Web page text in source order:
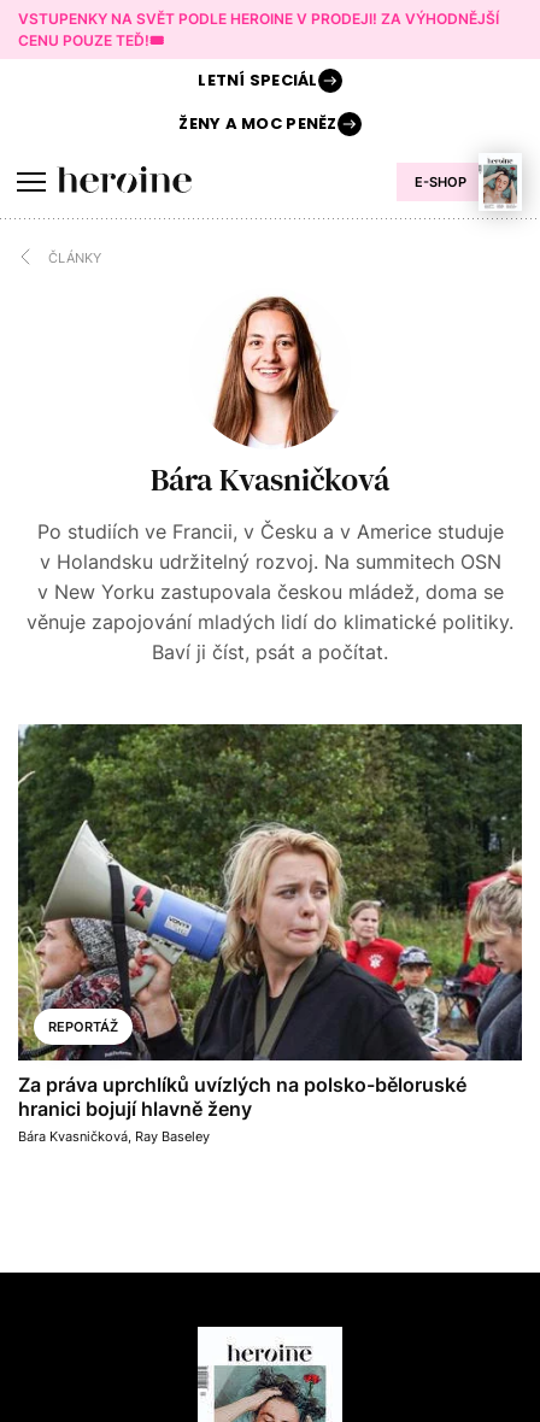
VSTUPENKY NA SVĚT PODLE HEROINE V PRODEJI! ZA VÝHODNĚJŠÍ
CENU POUZE TEĎ!🎟️
E-SHOP
LETNÍ SPECIÁL
ŽENY AMOC PENĚZ
ČLÁNKY
Bára Kvasničková
Po studiích ve Francii, v Česku a v Americe studuje
v Holandsku udržitelný rozvoj. Na summitech OSN
v New Yorku zastupovala českou mládež, doma se
věnuje zapojování mladých lidí do klimatické politiky.
Baví ji číst, psát a počítat.
REPORTÁŽ
Za práva uprchlíků uvízlých na polsko-běloruské
hranici bojují hlavně ženy
Bára Kvasničková Ray Baseley